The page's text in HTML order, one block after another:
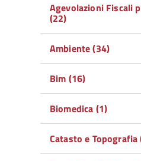
Agevolazioni Fiscali
(22)
Ambiente (34)
Bim (16)
Biomedica (1)
Catasto e Topografia